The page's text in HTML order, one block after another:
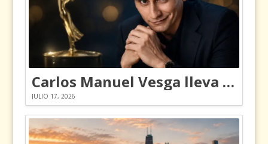
Carlos Manuel Vesga lleva el nombre de Colombia a los Emmy
JULIO 17, 2026